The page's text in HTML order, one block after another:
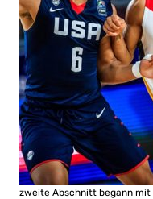
zweite Abschnitt begann mit